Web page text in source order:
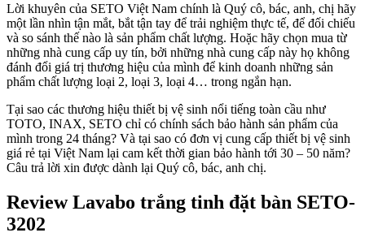
Lời khuyên của SETO Việt Nam chính là Quý cô, bác, anh, chị hãy
một lần nhìn tận mắt, bắt tận tay để trải nghiệm thực tế, để đối chiếu
và so sánh thế nào là sản phẩm chất lượng. Hoặc hãy chọn mua từ
những nhà cung cấp uy tín, bởi những nhà cung cấp này họ không
đánh đổi giá trị thương hiệu của mình để kinh doanh những sản
phẩm chất lượng loại 2, loại 3, loại 4… trong ngắn hạn.
Tại sao các thương hiệu thiết bị vệ sinh nổi tiếng toàn cầu như
TOTO, INAX, SETO chỉ có chính sách bảo hành sản phẩm của
mình trong 24 tháng? Và tại sao có đơn vị cung cấp thiết bị vệ sinh
giá rẻ tại Việt Nam lại cam kết thời gian bảo hành tới 30 – 50 năm?
Câu trả lời xin được dành lại Quý cô, bác, anh chị.
Review Lavabo trắng tinh đặt bàn SETO-
3202